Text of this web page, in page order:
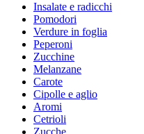
Insalate e radicchi
Pomodori
Verdure in foglia
Peperoni
Zucchine
Melanzane
Carote
Cipolle e aglio
Aromi
Cetrioli
Zucche